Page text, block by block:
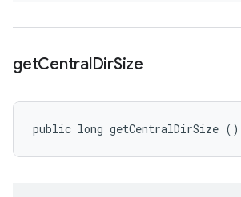
getCentralDirSize
public long getCentralDirSize ()